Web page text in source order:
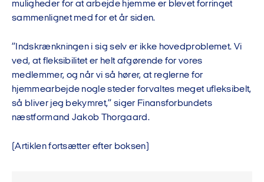
muligheder for at arbejde hjemme er blevet forringet
sammenlignet med for et år siden.
”Indskrænkningen i sig selv er ikke hovedproblemet. Vi
ved, at fleksibilitet er helt afgørende for vores
medlemmer, og når vi så hører, at reglerne for
hjemmearbejde nogle steder forvaltes meget ufleksibelt,
så bliver jeg bekymret,” siger Finansforbundets
næstformand Jakob Thorgaard.
(Artiklen fortsætter efter boksen)